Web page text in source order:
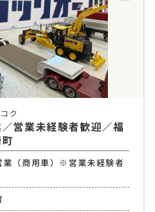
ク
営業未経験者歓迎／福
業（商用車）※営業未経験者